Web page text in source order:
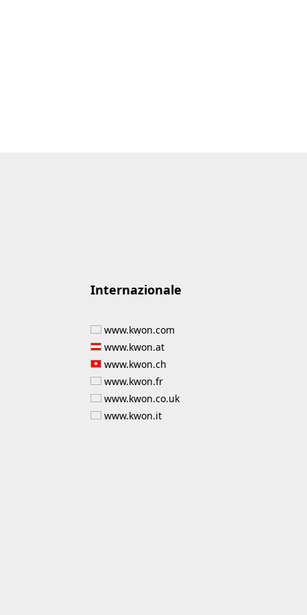
Internazionale
www.kwon.com
www.kwon.at
www.kwon.ch
www.kwon.fr
www.kwon.co.uk
www.kwon.it